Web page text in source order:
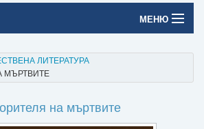
МЕНЮ
ЛИТЕРАТУРА
МЪРТВИТЕ
на мъртвите